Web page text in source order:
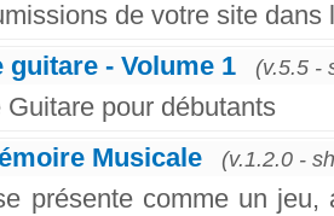
de votre site dans
guitare - Volume 1
(v.5.5 -
Guitare pour débutants
Musicale
(v.1.2.0 -
présente comme un jeu,